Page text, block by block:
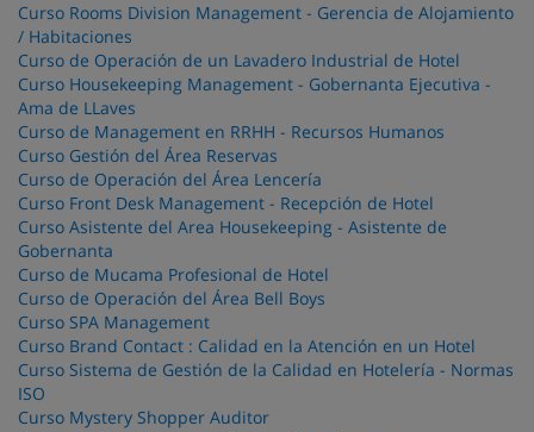
Curso Rooms Division Management - Gerencia de Alojamiento
/ Habitaciones
Curso de Operación de un Lavadero Industrial de Hotel
Curso Housekeeping Management - Gobernanta Ejecutiva -
Ama de LLaves
Curso de Management en RRHH - Recursos Humanos
Curso Gestión del Área Reservas
Curso de Operación del Área Lencería
Curso Front Desk Management - Recepción de Hotel
Curso Asistente del Area Housekeeping - Asistente de
Gobernanta
Curso de Mucama Profesional de Hotel
Curso de Operación del Área Bell Boys
Curso SPA Management
Curso Brand Contact : Calidad en la Atención en un Hotel
Curso Sistema de Gestión de la Calidad en Hotelería - Normas
ISO
Curso Mystery Shopper Auditor